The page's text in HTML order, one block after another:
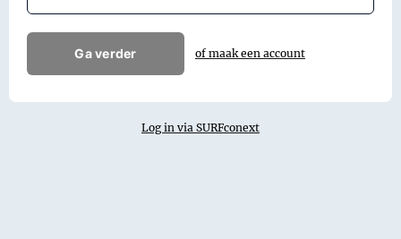
Ga verder of maak een account
Log in via SURFconext